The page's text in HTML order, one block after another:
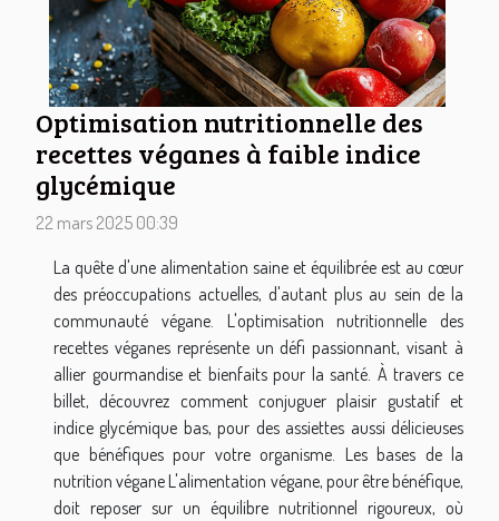
Optimisation nutritionnelle des
recettes véganes à faible indice
glycémique
22 mars 2025 00:39
La quête d'une alimentation saine et équilibrée est au cœur
des préoccupations actuelles, d'autant plus au sein de la
communauté végane. L'optimisation nutritionnelle des
recettes véganes représente un défi passionnant, visant à
allier gourmandise et bienfaits pour la santé. À travers ce
billet, découvrez comment conjuguer plaisir gustatif et
indice glycémique bas, pour des assiettes aussi délicieuses
que bénéfiques pour votre organisme. Les bases de la
nutrition végane L'alimentation végane, pour être bénéfique,
doit reposer sur un équilibre nutritionnel rigoureux, où